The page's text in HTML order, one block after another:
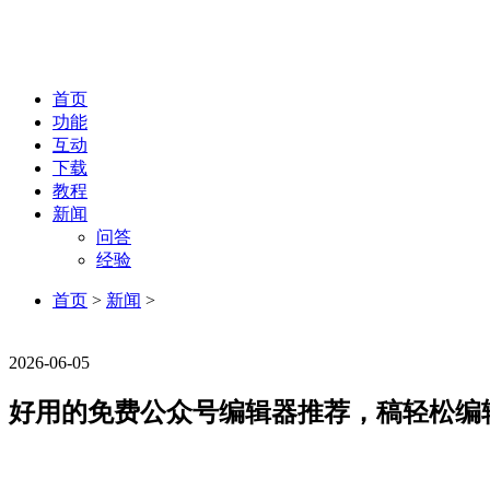
首页
功能
互动
下载
教程
新闻
问答
经验
首页 > 新闻 >
2026-06-05
好用的免费公众号编辑器推荐，稿轻松编